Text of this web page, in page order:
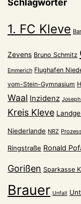
1. FC Kleve
Zevens Bruno Schmitz
Emmerich Flughafen
vom-Stein-Gymnasium
Waal Inzidenz
Kreis Kleve
Niederlande NRZ
Ringstraße Ronald
Gorißen Sparkasse
Brauer Unfall